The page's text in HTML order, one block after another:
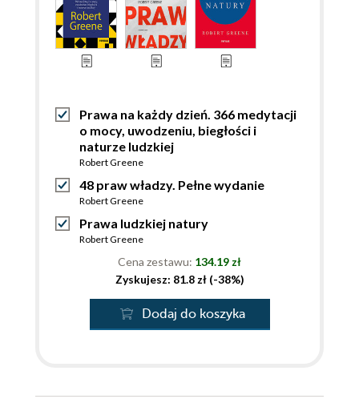
Prawa na każdy dzień. 366 medytacji
o mocy, uwodzeniu, biegłości i
naturze ludzkiej
Robert Greene
48 praw władzy. Pełne wydanie
Robert Greene
Prawa ludzkiej natury
Robert Greene
Cena zestawu: 134.19 zł
Zyskujesz: 81.8 zł (-38%)
Dodaj do koszyka